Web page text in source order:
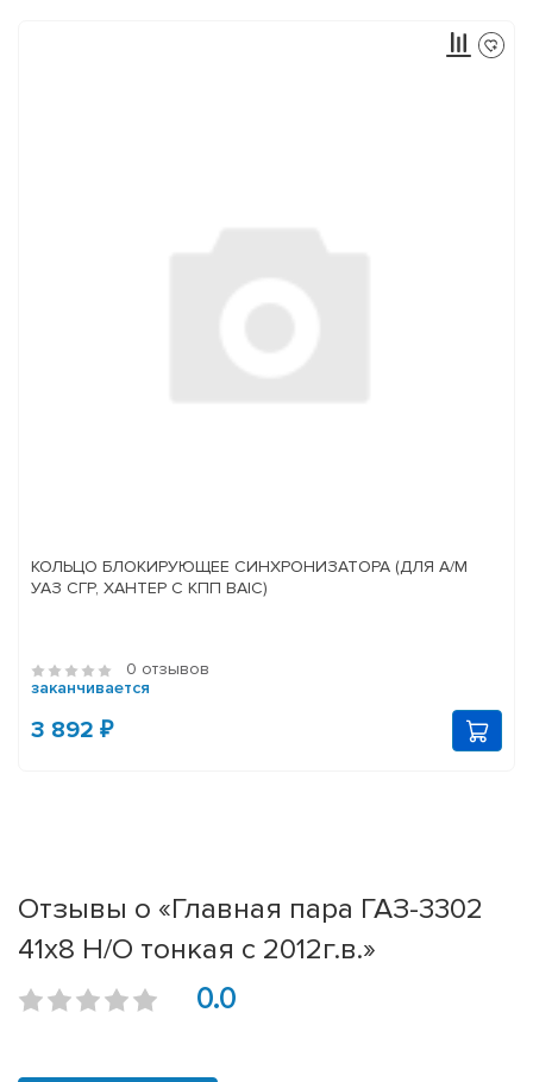
КОЛЬЦО БЛОКИРУЮЩЕЕ СИНХРОНИЗАТОРА (ДЛЯ А/М
УАЗ СГР, ХАНТЕР С КПП BAIC)
0 отзывов
заканчивается
3 892 ₽
Отзывы о «Главная пара ГАЗ-3302
41х8 Н/О тонкая с 2012г.в.»
0.0